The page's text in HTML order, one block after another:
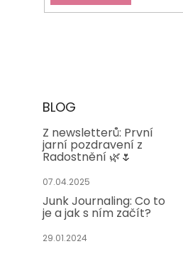
BLOG
Z newsletterů: První
jarní pozdravení z
Radostnění 🌿🌷
07.04.2025
Junk Journaling: Co to
je a jak s ním začít?
29.01.2024